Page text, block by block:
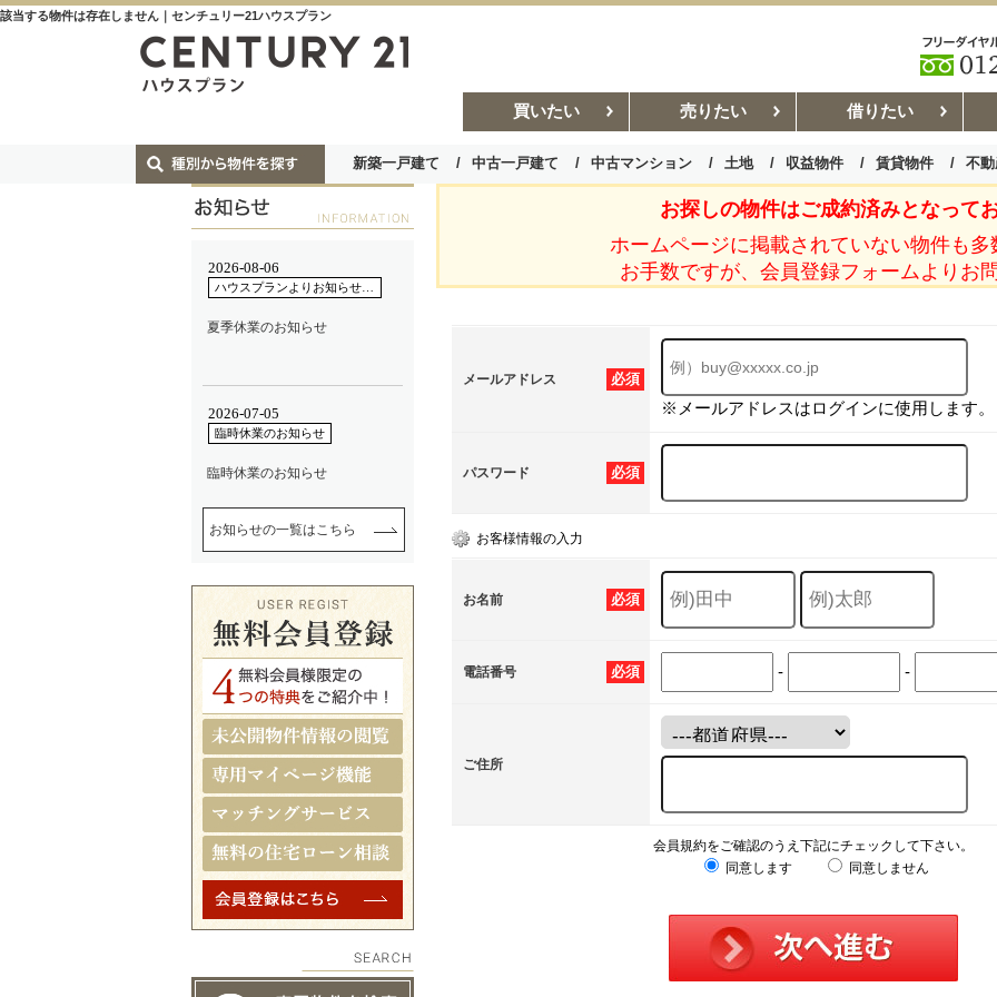
該当する物件は存在しません｜センチュリー21ハウスプラン
買いたい 売りたい 借りたい
新築一戸建て 中古一戸建て 中古マンション 土地 収益物件 賃貸物件 不
お部屋探しコラム 賃貸管理コ
お探しの物件はご成約済みとなってお
ホームページに掲載されていない物件も多
お手数ですが、会員登録フォームよりお
必須
メールアドレス
※メールアドレスはログインに使用します。
必須
パスワード
お客様情報の入力
必須
お名前
必須
電話番号 - -
ご住所
会員規約をご確認のうえ下記にチェックして下さい。
同意します
同意しません
お知らせの一覧はこちら